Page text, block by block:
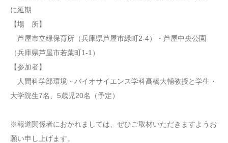
に延期
【場 所】
芦屋市立緑保育所（兵庫県芦屋市緑町2-4）・芦屋中央公園
（兵庫県芦屋市若葉町1-1）
【参加者】
人間科学部環境・バイオサイエンス学科髙橋大輔教授と学生・
大学院生7名、5歳児20名（予定）
※報道関係者におかれましては、ぜひご取材いただきますようお
願い申し上げます。